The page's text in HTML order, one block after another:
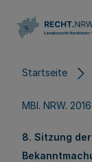
Startseite
MBl. NRW.
8. Sitzung